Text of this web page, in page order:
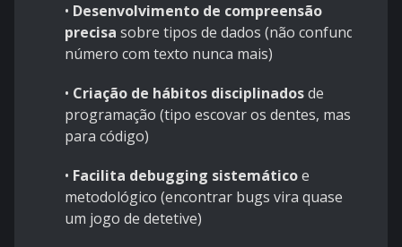
• Desenvolvimento de compreensão
precisa sobre tipos de dados (não confundir
número com texto nunca mais)
• Criação de hábitos disciplinadosde
programação (tipo escovar os dentes, mas
para código)
• Facilita debugging sistemáticoe
metodológico (encontrar bugs vira quase
um jogo de detetive)